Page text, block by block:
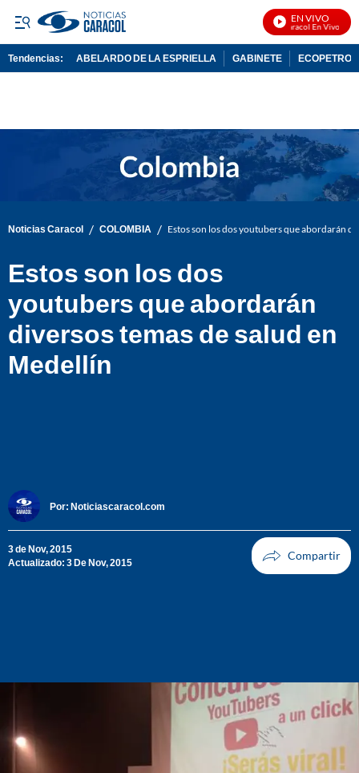
EN VIVO
Noticias Caracol En Vivo
Tendencias: ABELARDO DE LA ESPRIELLA GABINETE ECOPETROL
Noticias Caracol / COLOMBIA / Estos son los dos youtubers que abordarán
Estos son los dos
youtubers que abordarán
diversos temas de salud en
Medellín
Por: Noticiascaracol.com
3 de Nov, 2015
Actualizado: 3 De Nov, 2015